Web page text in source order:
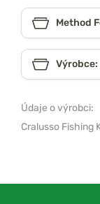
Method
Výrobce:
Údaje o výrobci:
Cralusso Fishing